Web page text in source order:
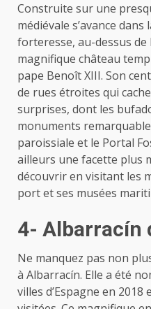
Construite sur une
médiévale s’avance
forteresse, au-dessus de
magnifique château
pape Benoît XIII. Son
de rues étroites qui
surprises, dont les
monuments
paroissiale et le Portal
ailleurs une facette plus
découvrir en visitant les
port et ses musées
4- Albarracín
Ne manquez pas non
à Albarracín. Elle a été
villes d’Espagne en 2018